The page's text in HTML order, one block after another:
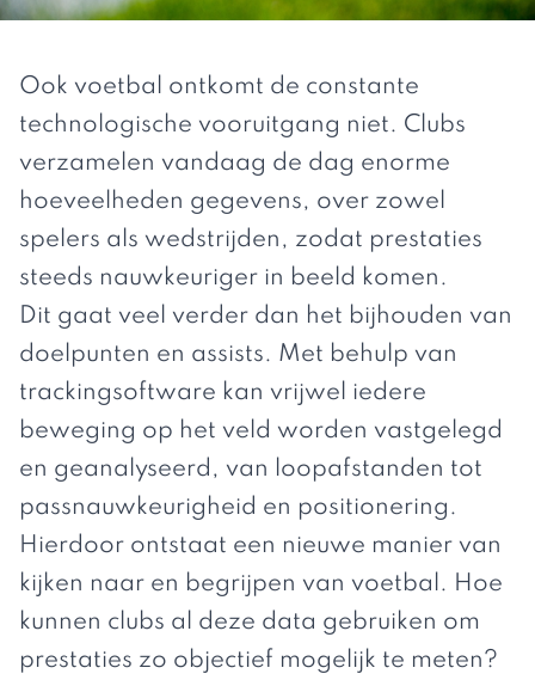
Ook voetbal ontkomt de constante
technologische vooruitgang niet. Clubs
verzamelen vandaag de dag enorme
hoeveelheden gegevens, over zowel
spelers als wedstrijden, zodat prestaties
steeds nauwkeuriger in beeld komen.
Dit gaat veel verder dan het bijhouden van
doelpunten en assists. Met behulp van
trackingsoftware kan vrijwel iedere
beweging op het veld worden vastgelegd
en geanalyseerd, van loopafstanden tot
passnauwkeurigheid en positionering.
Hierdoor ontstaat een nieuwe manier van
kijken naar en begrijpen van voetbal. Hoe
kunnen clubs al deze data gebruiken om
prestaties zo objectief mogelijk te meten?